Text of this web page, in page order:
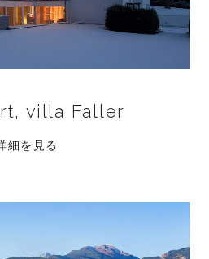
villa Faller
細を見る